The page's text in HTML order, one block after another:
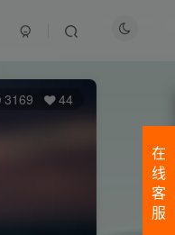
3169 44
在
线
客
服